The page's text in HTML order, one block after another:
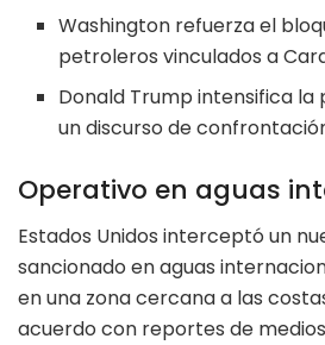
Washington refuerza el
petroleros vinculados a
Donald Trump intensifica la
un discurso de
Operativo en aguas
Estados Unidos interceptó un
sancionado en aguas
en una zona cercana a las
acuerdo con reportes de